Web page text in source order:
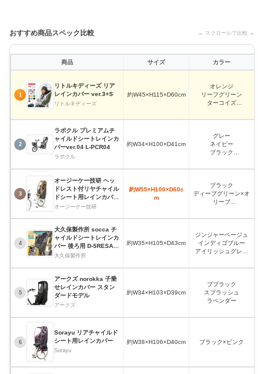
おすすめ商品スペック比較 ← スクロールで比較 →
商品 サイズ カラー
1
リトルキディーズ リア
レインカバー ver.3+S
リトルキディーズ
約W45×H115×D60cm
オレンジ
リーフグリーン
ターコイズ
カーキ
ブラック
2
ラボクル プレミアムチ
ャイルドシートレインカ
バーver.04 L-PCR04
ラボクル
約W34×H100×D41cm
グレー
ネイビー
ブラック
3
オージーケー技研 ヘッ
ドレスト付リヤチャイル
ドシート用レインカバー
RCR-008
オージーケー技研
約W55×H100×D60c
m
ブラック
ディープグリーン×オ
リーブ
ワインレッド×グレー
4
大久保製作所 socca チ
ャイルドシートレインカ
バー 後ろ用 D-5RESA4.
0
大久保製作所
約W35×H105×D43cm
ジンジャーベージュ
インディゴブルー
アイリッシュグレー
5
アークズ norokka 子乗
せレインカバー スタン
ダードモデル
アークズ
約W34×H103×D39cm
ブブラック
スプラッシュ
ラベンダー
6
Sorayu リアチャイルド
シート用レインカバー
Sorayu
約W38×H106×D40cm ブラック×ピンク